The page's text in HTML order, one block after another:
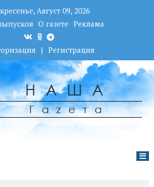
Август 09, 2026
О газете Реклама
| Регистрация
НАША
Гаzета